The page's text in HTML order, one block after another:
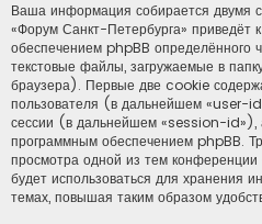
Ваша информация собирается двумя
«Форум Санкт-Петербурга» приведёт
обеспечением phpBB
текстовые файлы, загружаемые в
браузера). Первые две cookie
пользователя (в дальнейшем «user-
сессии (в дальнейшем «session-id»),
программным обеспечением phpBB.
просмотра одной из тем
будет использоваться для хранения
темах, повышая таким образом